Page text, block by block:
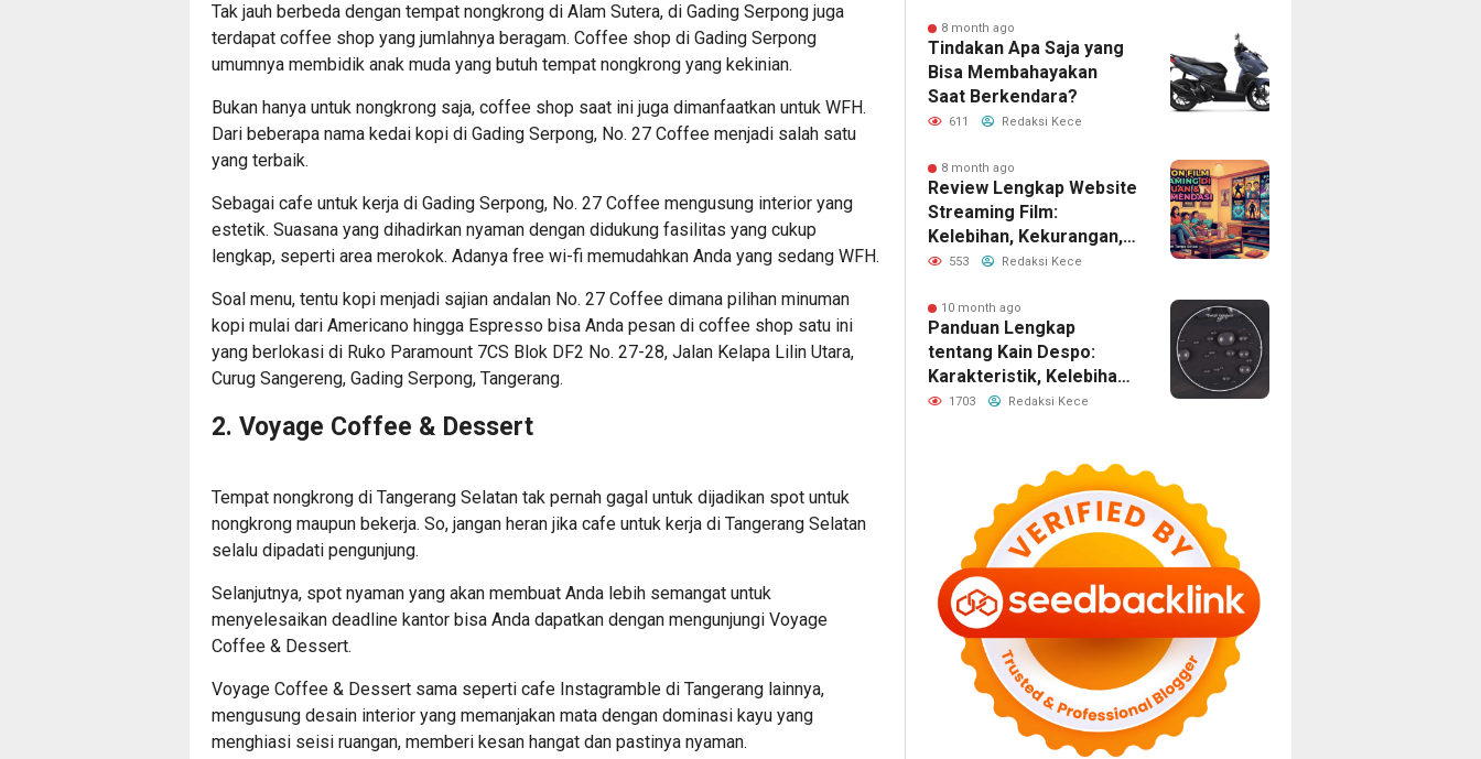
Tak jauh berbeda dengan tempat nongkrong di Alam Sutera, di Gading Serpong juga
terdapat coffee shop yang jumlahnya beragam. Coffee shop di Gading Serpong
umumnya membidik anak muda yang butuh tempat nongkrong yang kekinian.
Bukan hanya untuk nongkrong saja, coffee shop saat ini juga dimanfaatkan untuk WFH.
Dari beberapa nama kedai kopi di Gading Serpong, No. 27 Coffee menjadi salah satu
yang terbaik.
Sebagai cafe untuk kerja di Gading Serpong, No. 27 Coffee mengusung interior yang
estetik. Suasana yang dihadirkan nyaman dengan didukung fasilitas yang cukup
lengkap, seperti area merokok. Adanya free wi-fi memudahkan Anda yang sedang WFH.
Soal menu, tentu kopi menjadi sajian andalan No. 27 Coffee dimana pilihan minuman
kopi mulai dari Americano hingga Espresso bisa Anda pesan di coffee shop satu ini
yang berlokasi di Ruko Paramount 7CS Blok DF2 No. 27-28, Jalan Kelapa Lilin Utara,
Curug Sangereng, Gading Serpong, Tangerang.
2. Voyage Coffee & Dessert
Tempat nongkrong di Tangerang Selatan tak pernah gagal untuk dijadikan spot untuk
nongkrong maupun bekerja. So, jangan heran jika cafe untuk kerja di Tangerang Selatan
selalu dipadati pengunjung.
Selanjutnya, spot nyaman yang akan membuat Anda lebih semangat untuk
menyelesaikan deadline kantor bisa Anda dapatkan dengan mengunjungi Voyage
Coffee & Dessert.
Voyage Coffee & Dessert sama seperti cafe Instagramble di Tangerang lainnya,
mengusung desain interior yang memanjakan mata dengan dominasi kayu yang
menghiasi seisi ruangan, memberi kesan hangat dan pastinya nyaman.
8 month ago
Tindakan Apa Saja yang
Bisa Membahayakan
Saat Berkendara?
611 Redaksi Kece
8 month ago
Review Lengkap Website
Streaming Film:
Kelebihan, Kekurangan,
dan Fitur Unggulan
553 Redaksi Kece
10 month ago
Panduan Lengkap
tentang Kain Despo:
Karakteristik, Kelebihan,
dan Manfaatnya
1703 Redaksi Kece